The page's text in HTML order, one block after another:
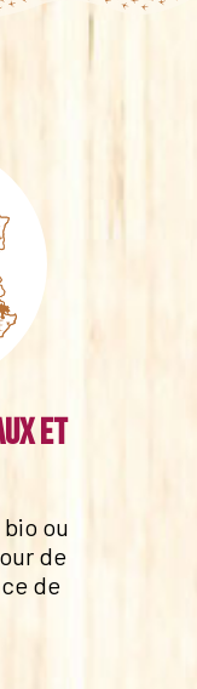
et
ou
de
de